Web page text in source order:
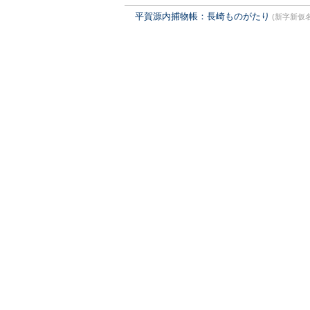
平賀源内捕物帳：長崎ものがたり (新字新仮